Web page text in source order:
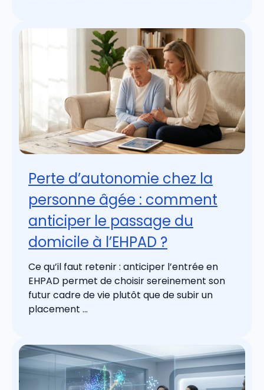
Perte d’autonomie chez la
personne âgée : comment
anticiper le passage du
domicile à l’EHPAD ?
Ce qu’il faut retenir : anticiper l’entrée en
EHPAD permet de choisir sereinement son
futur cadre de vie plutôt que de subir un
placement ...